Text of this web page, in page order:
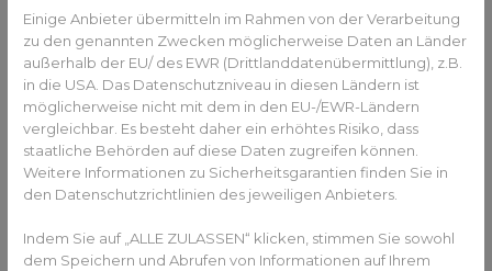
körperliche Arbeit
Sorgfältiges und genaues Arbeiten
Räumliches Vorstellungsvermögen
Teamfähigkeit
Verlässlichkeit
Geduldiges und stressresistentes Arbeiten z.B. bei
Fehlerbehebungen
Kundenfreundlichkeit
Elektrobranche aus
Einige Anbieter übermitteln im Rahmen von der Verarbeitung
zu den genannten Zwecken möglicherweise Daten an Länder
außerhalb der EU/ des EWR (Drittlanddatenübermittlung), z.B.
in die USA. Das Datenschutzniveau in diesen Ländern ist
möglicherweise nicht mit dem in den EU-/EWR-Ländern
vergleichbar. Es besteht daher ein erhöhtes Risiko, dass
staatliche Behörden auf diese Daten zugreifen können.
Weitere Informationen zu Sicherheitsgarantien finden Sie in
den Datenschutzrichtlinien des jeweiligen Anbieters.
Indem Sie auf „ALLE ZULASSEN“ klicken, stimmen Sie sowohl
dem Speichern und Abrufen von Informationen auf Ihrem